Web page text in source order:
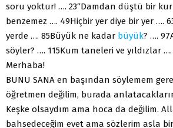
soru yoktur! …. 23“Damdan düştü bir
benzemez …. 49Hiçbir yer diye bir yer ….
yerde …. 85Büyük ne kadar büyük? ….
söyler? …. 115Kum taneleri ve yıldızlar ….
Merhaba!
BUNU SANA en başından söylemem
öğretmen değilim, burada
Keşke olsaydım ama hoca da değilim.
bahsedeceğim evet ama sözlerim asla